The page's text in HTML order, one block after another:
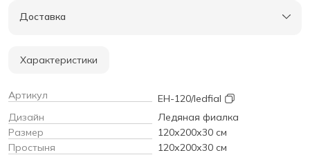
Доставка
Характеристики
Артикул
EH-120/ledfial
Дизайн
Ледяная фиалка
Размер
120х200х30 см
Простыня
120х200х30 см